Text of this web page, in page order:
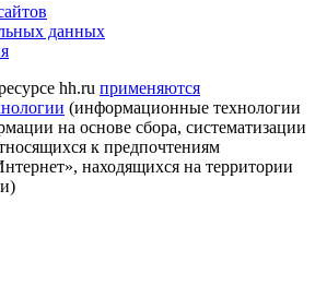
данных
hh.ru применяются
(информационные технологии
на основе сбора, систематизации
к предпочтениям
находящихся на территории